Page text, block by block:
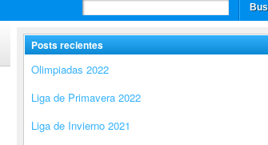
Posts recientes
Olimpiadas 2022
Liga de Primavera 2022
Liga de Invierno 2021